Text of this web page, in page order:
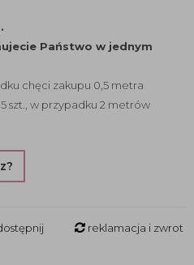
Państwo w jednym
chęci zakupu 0,5 metra
szt., w przypadku 2 metrów
reklamacja i zwrot